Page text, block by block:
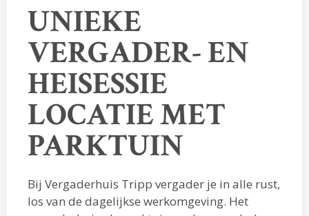
UNIEKE
VERGADER- EN
HEISESSIE
LOCATIE MET
PARKTUIN
Bij Vergaderhuis Tripp vergader je in alle rust,
los van de dagelijkse werkomgeving. Het